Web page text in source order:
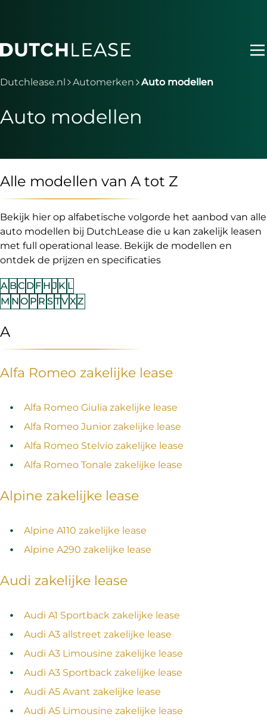
Je bent nu voorbij het hoofdmenu
Dutchlease.nl Automerken Auto modellen
Auto modellen
Alle modellen van A tot Z
Bekijk hier op alfabetische volgorde het aanbod van alle
auto modellen bij DutchLease die u kan zakelijk leasen
met full operational lease. Bekijk de modellen en
ontdek de prijzen en specificaties
A BC DF H J K L
M NO P R STVXZ
A
Alfa Romeo zakelijke lease
Alfa Romeo Giulia zakelijke lease
Alfa Romeo Junior zakelijke lease
Alfa Romeo Stelvio zakelijke lease
Alfa Romeo Tonale zakelijke lease
Alpine zakelijke lease
Alpine A110 zakelijke lease
Alpine A290 zakelijke lease
Audi zakelijke lease
Audi A1 Sportback zakelijke lease
Audi A3 allstreet zakelijke lease
Audi A3 Limousine zakelijke lease
Audi A3 Sportback zakelijke lease
Audi A5 Avant zakelijke lease
Audi A5 Limousine zakelijke lease